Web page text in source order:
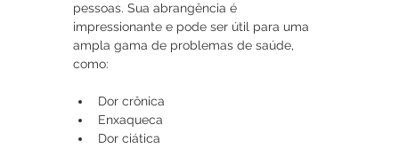
pessoas. Sua abrangência é
impressionante e pode ser útil para uma
ampla gama de problemas de saúde,
como:
Dor crônica
Enxaqueca
Dor ciática